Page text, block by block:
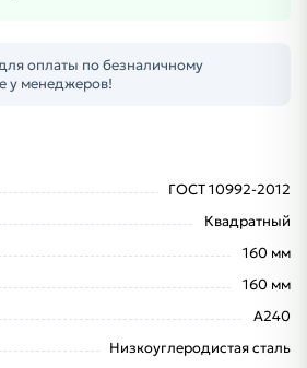
оплаты по безналичному
у менеджеров!
ГОСТ 10992-2012
Квадратный
160 мм
160 мм
А240
Низкоуглеродистая сталь